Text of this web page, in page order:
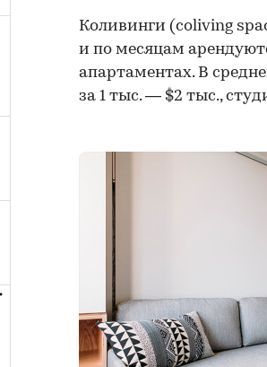
Коливинги (coliving
и по месяцам
апартаментах. В
за 1 тыс. — $2 тыс.,